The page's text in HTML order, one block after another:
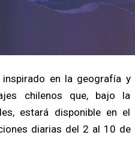
en la geografía y
chilenos que, bajo la
estará disponible en el
diarias del 2 al 10 de